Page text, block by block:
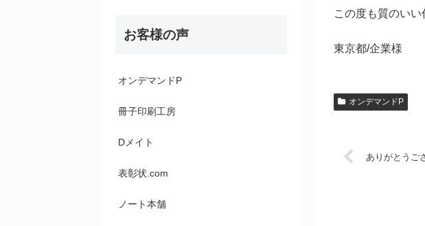
この度も質のいい
東京都/企業様
オンデマンドP
ありがとうご
お客様の声
オンデマンドP
冊子印刷工房
Dメイト
表彰状.com
ノート本舗